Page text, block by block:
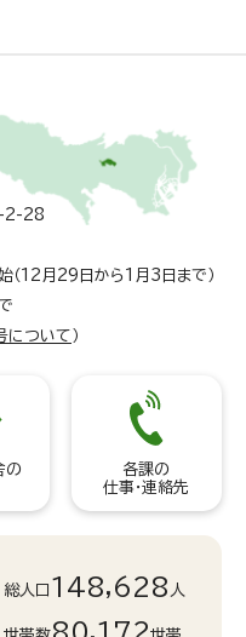
2-28
（12月29日から1月3日まで）
について ）
の
各課の
仕事・連絡先
総人口 148,628 人
80,172